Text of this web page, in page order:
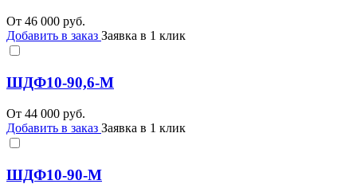
От 46 000 руб.
Добавить в заказ Заявка в 1 клик
ШДФ10-90,6-М
От 44 000 руб.
Добавить в заказ Заявка в 1 клик
ШДФ10-90-М